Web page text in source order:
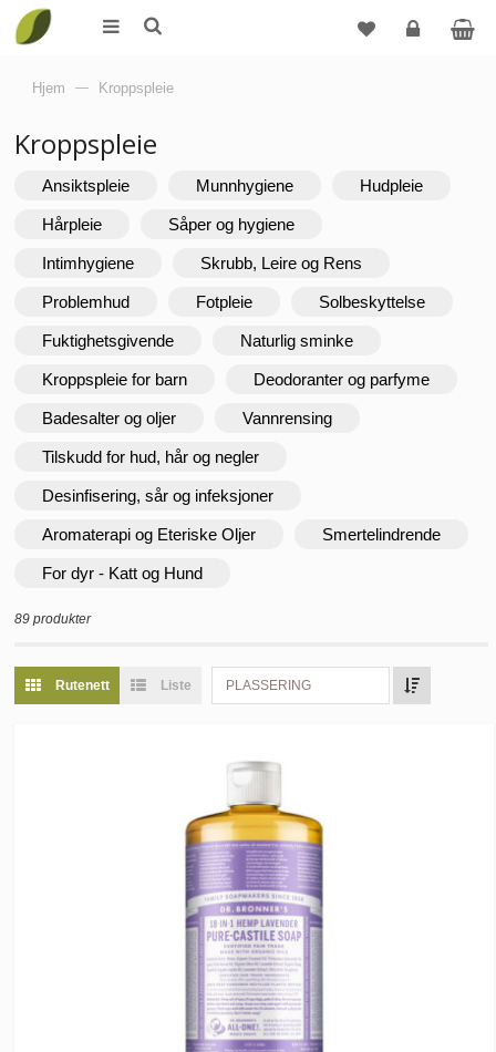
Hjem — Kroppspleie
Kroppspleie
Ansiktspleie Munnhygiene Hudpleie
Hårpleie Såper og hygiene
Intimhygiene Skrubb, Leire og Rens
Problemhud Fotpleie Solbeskyttelse
Fuktighetsgivende Naturlig sminke
Kroppspleie for barn Deodoranter og parfyme
Badesalter og oljer Vannrensing
Tilskudd for hud, hår og negler
Desinfisering, sår og infeksjoner
Aromaterapi og Eteriske Oljer Smertelindrende
For dyr - Katt og Hund
89 produkter
Rutenett Liste PLASSERING